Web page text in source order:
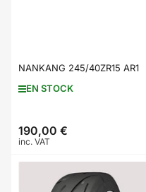
NANKANG 245/40ZR15 AR1
EN STOCK
Prix
190,00 €
inc. VAT